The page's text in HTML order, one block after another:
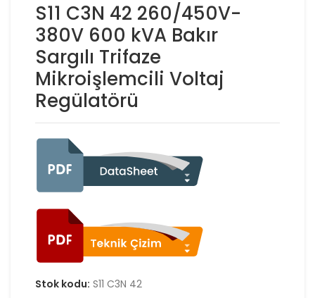
S11 C3N 42 260/450V-
380V 600 kVA Bakır
Sargılı Trifaze
Mikroişlemcili Voltaj
Regülatörü
Stok kodu: S11 C3N 42